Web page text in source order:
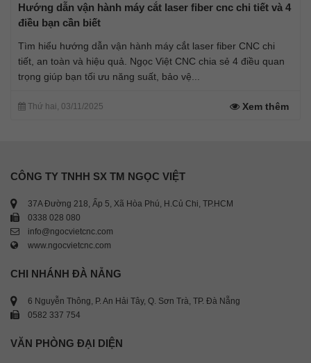
Hướng dẫn vận hành máy cắt laser fiber cnc chi tiết và 4
điều bạn cần biết
Tìm hiểu hướng dẫn vận hành máy cắt laser fiber CNC chi
tiết, an toàn và hiệu quả. Ngọc Việt CNC chia sẻ 4 điều quan
trọng giúp bạn tối ưu năng suất, bảo vệ...
Thứ hai, 03/11/2025 Xem thêm
CÔNG TY TNHH SX TM NGỌC VIỆT
37A Đường 218, Ấp 5, Xã Hòa Phú, H.Củ Chi, TP.HCM
0338 028 080
info@ngocvietcnc.com
www.ngocvietcnc.com
CHI NHÁNH ĐÀ NẴNG
6 Nguyễn Thông, P. An Hải Tây, Q. Sơn Trà, TP. Đà Nẵng
0582 337 754
VĂN PHÒNG ĐẠI DIỆN